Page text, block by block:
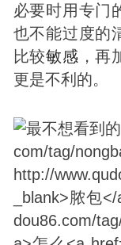
必要时用专门
也不能过度的
比较敏感 ，再
更是不利的。